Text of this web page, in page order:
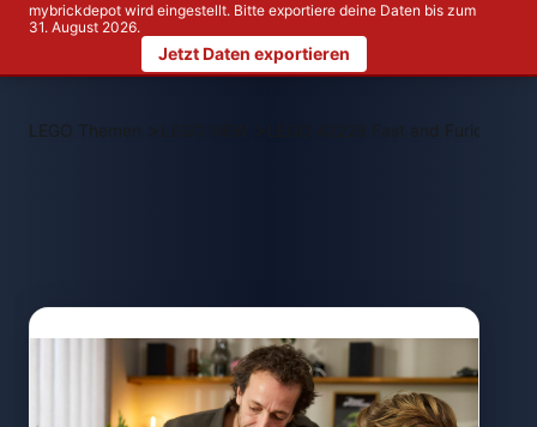
mybrickdepot wird eingestellt. Bitte exportiere deine Daten bis zum
31. August 2026.
Jetzt Daten exportieren
LEGO Themen > LEGO 42229 Fast and Furious